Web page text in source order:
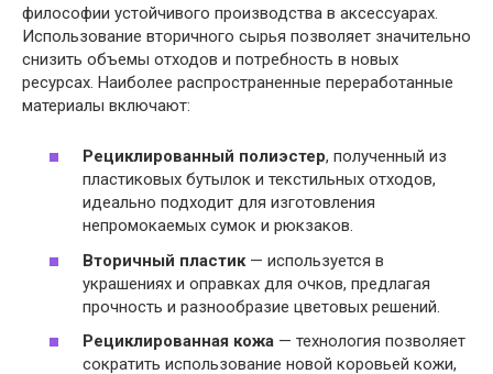
философии устойчивого производства в аксессуарах.
Использование вторичного сырья позволяет значительно
снизить объемы отходов и потребность в новых
ресурсах. Наиболее распространенные переработанные
материалы включают:
Рециклированный полиэстер, полученный из
пластиковых бутылок и текстильных отходов,
идеально подходит для изготовления
непромокаемых сумок и рюкзаков.
Вторичный пластик — используется в
украшениях и оправках для очков, предлагая
прочность и разнообразие цветовых решений.
Рециклированная кожа — технология позволяет
сократить использование новой коровьей кожи,